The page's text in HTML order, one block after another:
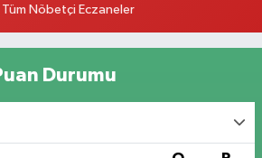
Tüm Nöbetçi Eczaneler
Durumu